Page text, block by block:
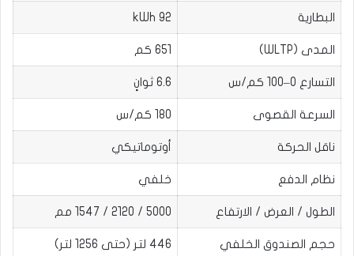
البطارية 92 kWh
المدى (WLTP) 651 كم
التسارع 0–100 كم/س 6.6 ثوانٍ
السرعة القصوى 180 كم/س
ناقل الحركة أوتوماتيكي
نظام الدفع خلفي
الطول / العرض / الارتفاع 5000 / 2120 / 1547 مم
حجم الصندوق الخلفي 446 لتر (حتى 1256 لتر)